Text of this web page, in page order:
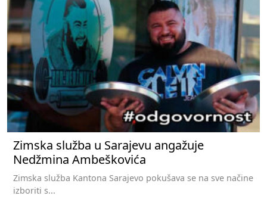
Zimska služba u Sarajevu angažuje
Nedžmina Ambeškovića
Zimska služba Kantona Sarajevo pokušava se na sve načine
izboriti s...